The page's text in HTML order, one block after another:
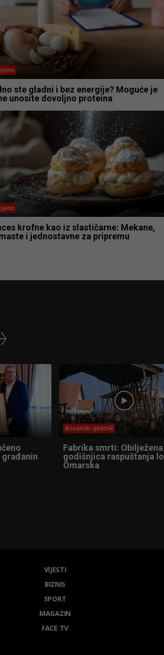
ste gladni i bez energije? Moguće je
unosite dovoljno proteina
krofne kao iz slastičarne: Mekane,
i jednostavne za pripremu
građanin
Bosanski vjestnik
Fabrika smrti:
godišnjica raspuštanja
Omarska
VIJESTI
BIZNIS
SPORT
MAGAZIN
FACE TV